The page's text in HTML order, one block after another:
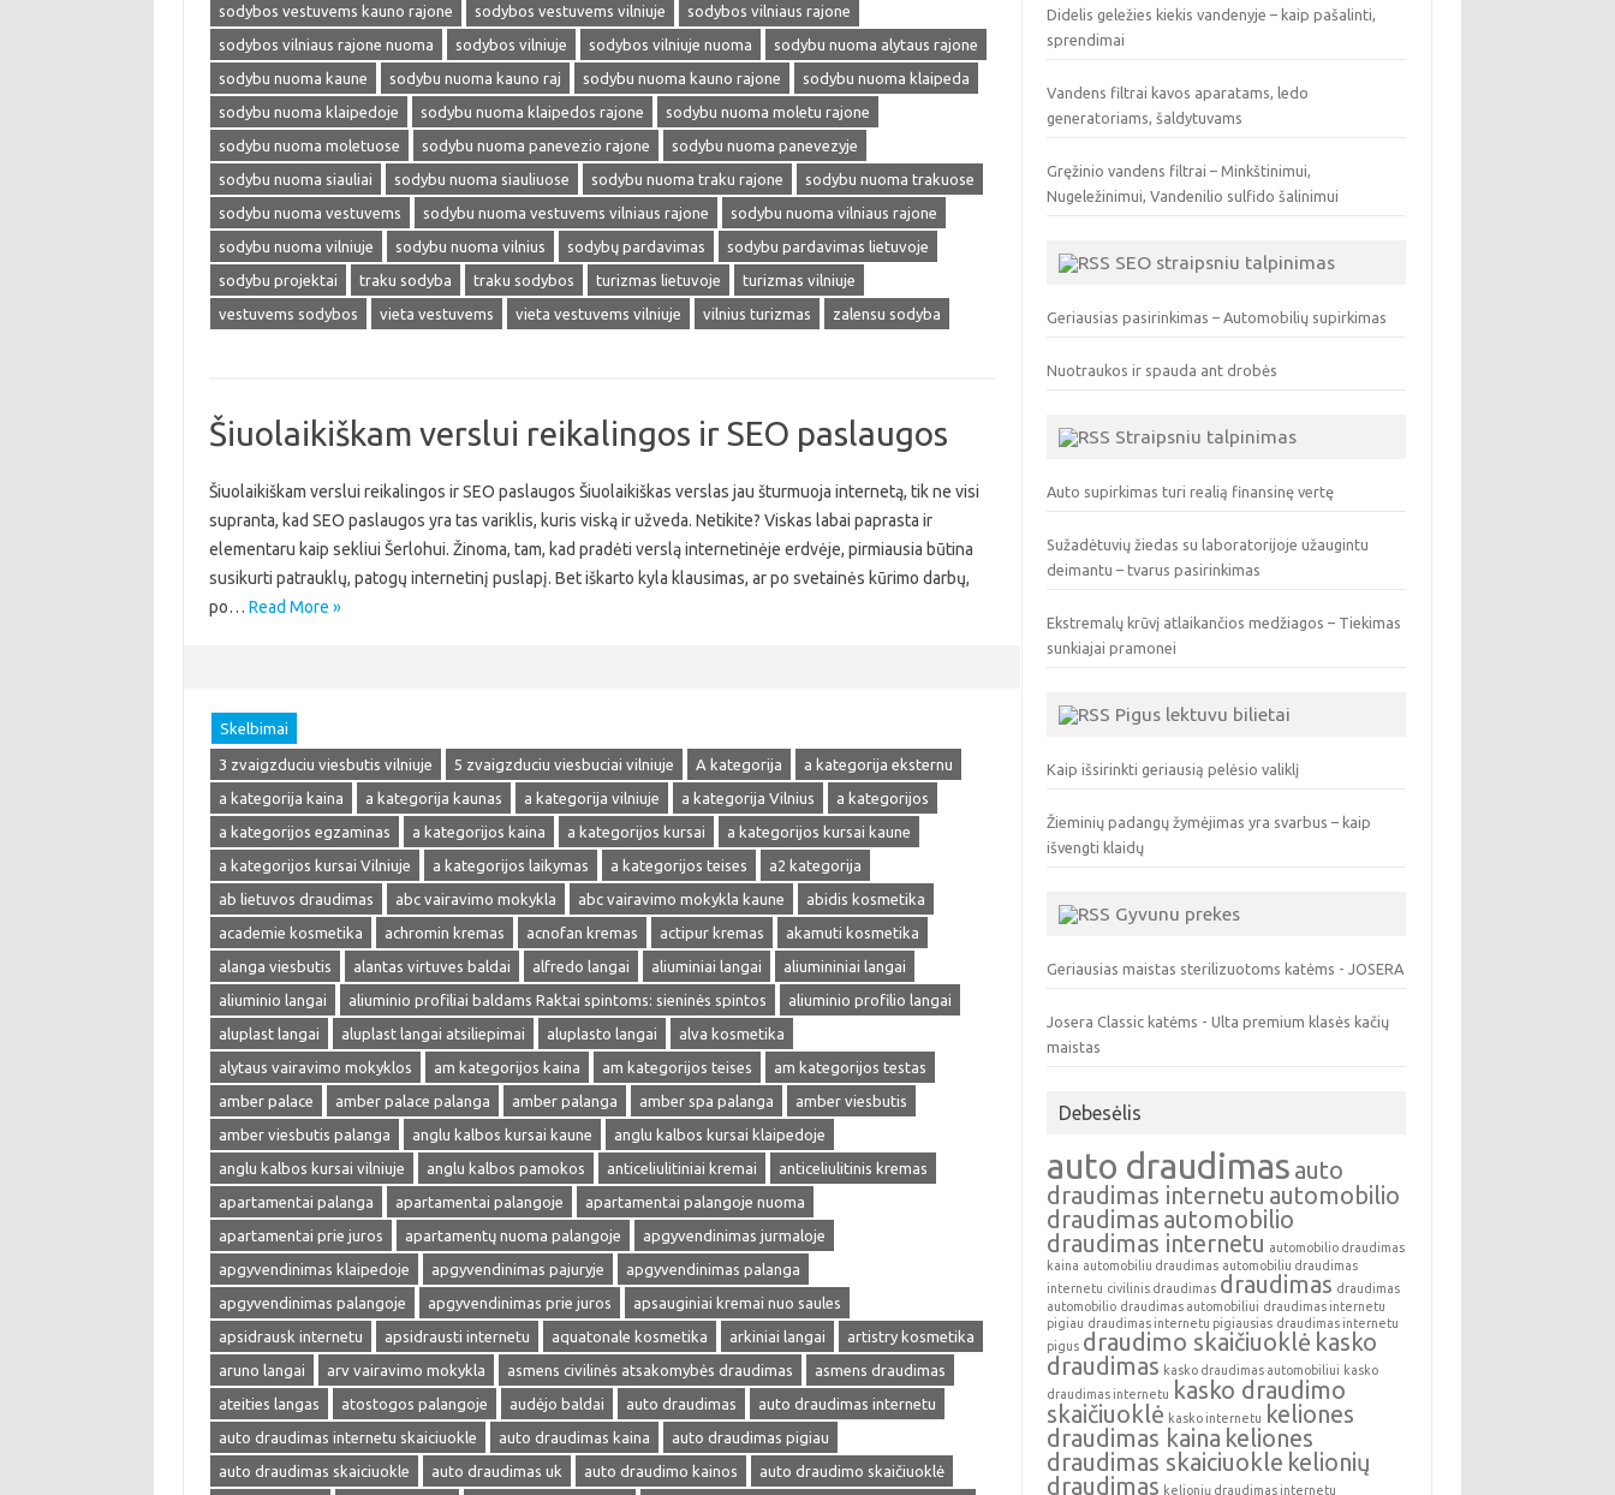
sodybos vestuvems kauno rajone
sodybos vestuvems vilniuje
sodybos vilniaus rajone
sodybos vilniaus rajone nuoma
sodybos vilniuje sodybos vilniuje nuoma
sodybu nuoma alytaus rajone
sodybu nuoma kaune
sodybu nuoma kauno raj sodybu nuoma kauno rajone
sodybu nuoma klaipeda
sodybu nuoma klaipedoje
sodybu nuoma klaipedos rajone
sodybu nuoma moletu rajone
sodybu nuoma moletuose
sodybu nuoma panevezio rajone
sodybu nuoma panevezyje
sodybu nuoma siauliai
sodybu nuoma siauliuose sodybu nuoma traku rajone
sodybu nuoma trakuose
sodybu nuoma vestuvems
sodybu nuoma vestuvems vilniaus rajone
sodybu nuoma vilniaus rajone
sodybu nuoma vilniuje
sodybu nuoma vilnius sodybų pardavimas
sodybu pardavimas lietuvoje
sodybu projektai
traku sodyba traku sodybos turizmas lietuvoje
turizmas vilniuje
vestuvems sodybos
vieta vestuvems vieta vestuvems vilniuje vilnius turizmas zalensu sodyba
Šiuolaikiškam verslui reikalingos ir SEO paslaugos
Šiuolaikiškam verslui reikalingos ir SEO paslaugos Šiuolaikiškas verslas jau šturmuoja internetą, tik ne visi
supranta, kad SEO paslaugos yra tas variklis, kuris viską ir užveda. Netikite? Viskas labai paprasta ir
elementaru kaip sekliui Šerlohui. Žinoma, tam, kad pradėti verslą internetinėje erdvėje, pirmiausia būtina
susikurti patrauklų, patogų internetinį puslapį. Bet iškarto kyla klausimas, ar po svetainės kūrimo darbų,
po… Read More »
Skelbimai
3 zvaigzduciu viesbutis vilniuje 5 zvaigzduciu viesbuciai vilniuje A kategorija
a kategorija eksternu
a kategorija kaina
a kategorija kaunas a kategorija vilniuje a kategorija Vilnius
a kategorijos
a kategorijos egzaminas
a kategorijos kaina a kategorijos kursai
a kategorijos kursai kaune
a kategorijos kursai Vilniuje
a kategorijos laikymas a kategorijos teises
a2 kategorija
ab lietuvos draudimas
abc vairavimo mokykla abc vairavimo mokykla kaune
abidis kosmetika
academie kosmetika
achromin kremas acnofan kremas actipur kremas
akamuti kosmetika
alanga viesbutis
alantas virtuves baldai alfredo langai aliuminiai langai
aliumininiai langai
aliuminio langai
aliuminio profiliai baldams Raktai spintoms: sieninės spintos
aliuminio profilio langai
aluplast langai
aluplast langai atsiliepimai aluplasto langai
alva kosmetika
alytaus vairavimo mokyklos
am kategorijos kaina am kategorijos teises
am kategorijos testas
amber palace
amber palace palanga amber palanga amber spa palanga
amber viesbutis
amber viesbutis palanga
anglu kalbos kursai kaune
anglu kalbos kursai klaipedoje
anglu kalbos kursai vilniuje
anglu kalbos pamokos anticeliulitiniai kremai
anticeliulitinis kremas
apartamentai palanga
apartamentai palangoje
apartamentai palangoje nuoma
apartamentai prie juros
apartamentų nuoma palangoje
apgyvendinimas jurmaloje
apgyvendinimas klaipedoje
apgyvendinimas pajuryje
apgyvendinimas palanga
apgyvendinimas palangoje
apgyvendinimas prie juros
apsauginiai kremai nuo saules
apsidrausk internetu
apsidrausti internetu aquatonale kosmetika arkiniai langai
artistry kosmetika
aruno langai
arv vairavimo mokykla asmens civilinės atsakomybės draudimas
asmens draudimas
ateities langas
atostogos palangoje audėjo baldai auto draudimas
auto draudimas internetu
auto draudimas internetu skaiciuokle
auto draudimas kaina
auto draudimas pigiau
auto draudimas skaiciuokle
auto draudimas uk auto draudimo kainos auto draudimo skaičiuoklė
Didelis geležies kiekis vandenyje – kaip pašalinti,
sprendimai
Vandens filtrai kavos aparatams, ledo
generatoriams, šaldytuvams
Gręžinio vandens filtrai – Minkštinimui,
Nugeležinimui, Vandenilio sulfido šalinimui
SEO straipsniu talpinimas
Geriausias pasirinkimas – Automobilių supirkimas
Nuotraukos ir spauda ant drobės
Straipsniu talpinimas
Auto supirkimas turi realią finansinę vertę
Sužadėtuvių žiedas su laboratorijoje užaugintu
deimantu – tvarus pasirinkimas
Ekstremalų krūvį atlaikančios medžiagos – Tiekimas
sunkiajai pramonei
Pigus lektuvu bilietai
Kaip išsirinkti geriausią pelėsio valiklį
Žieminių padangų žymėjimas yra svarbus – kaip
išvengti klaidų
Gyvunu prekes
Geriausias maistas sterilizuotoms katėms - JOSERA
Josera Classic katėms - Ulta premium klasės kačių
maistas
Debesėlis
auto draudimas auto
draudimas internetu automobilio
draudimas automobilio
draudimas internetu automobilio draudimas
kaina automobiliu draudimas automobiliu draudimas
internetu civilinis draudimas draudimas draudimas
automobilio draudimas automobiliui draudimas internetu
pigiau draudimas internetu pigiausias draudimas internetu
pigus draudimo skaičiuoklė kasko
draudimas kasko draudimas automobiliui kasko
draudimas internetu
kasko draudimo
skaičiuoklė kasko internetu
keliones
draudimas kaina keliones
draudimas skaiciuokle kelionių
draudimas kelionių draudimas internetu